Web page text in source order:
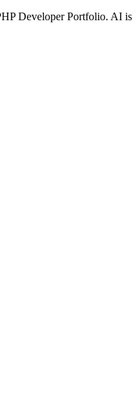
Developer Portfolio. AI is